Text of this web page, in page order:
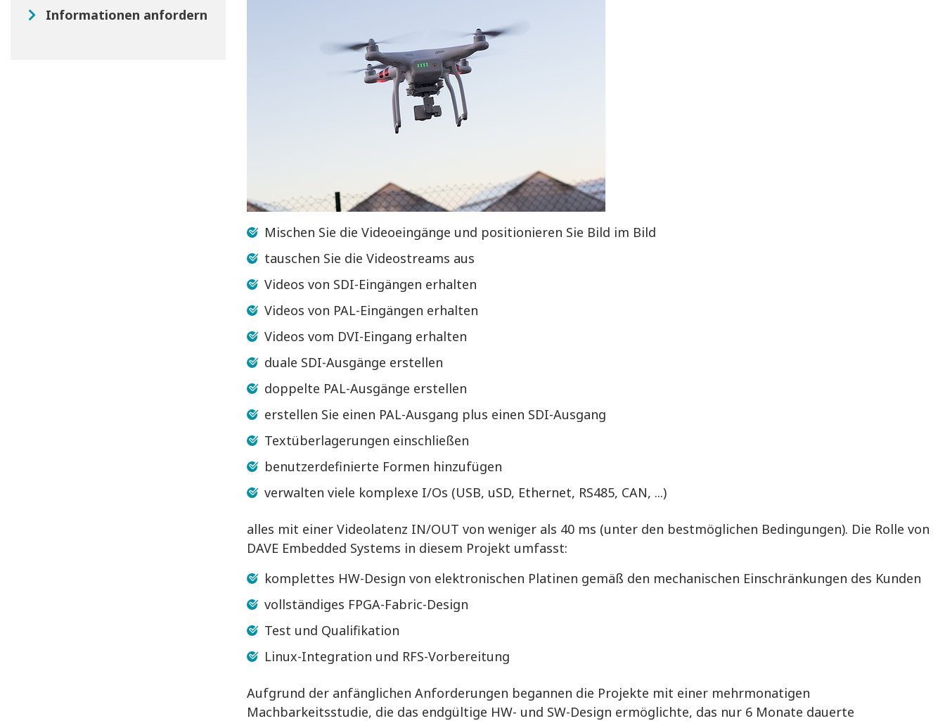
Informationen anfordern
Mischen Sie die Videoeingänge und positionieren Sie Bild im Bild
tauschen Sie die Videostreams aus
Videos von SDI-Eingängen erhalten
Videos von PAL-Eingängen erhalten
Videos vom DVI-Eingang erhalten
duale SDI-Ausgänge erstellen
doppelte PAL-Ausgänge erstellen
erstellen Sie einen PAL-Ausgang plus einen SDI-Ausgang
Textüberlagerungen einschließen
benutzerdefinierte Formen hinzufügen
verwalten viele komplexe I/Os (USB, uSD, Ethernet, RS485, CAN, ...)
alles mit einer Videolatenz IN/OUT von weniger als 40 ms (unter den bestmöglichen Bedingungen). Die Rolle von
DAVE Embedded Systems in diesem Projekt umfasst:
komplettes HW-Design von elektronischen Platinen gemäß den mechanischen Einschränkungen des Kunden
vollständiges FPGA-Fabric-Design
Test und Qualifikation
Linux-Integration und RFS-Vorbereitung
Aufgrund der anfänglichen Anforderungen begannen die Projekte mit einer mehrmonatigen
Machbarkeitsstudie, die das endgültige HW- und SW-Design ermöglichte, das nur 6 Monate dauerte